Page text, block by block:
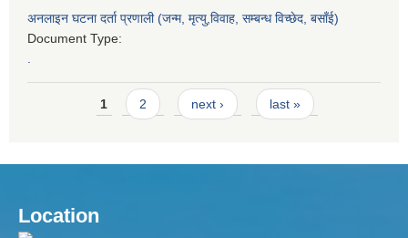
अनलाइन घटना दर्ता प्रणाली (जन्म, मृत्यु,विवाह, सम्बन्ध विच्छेद, बसाँई)
Document Type:
Pages1 2 next › last »
Location